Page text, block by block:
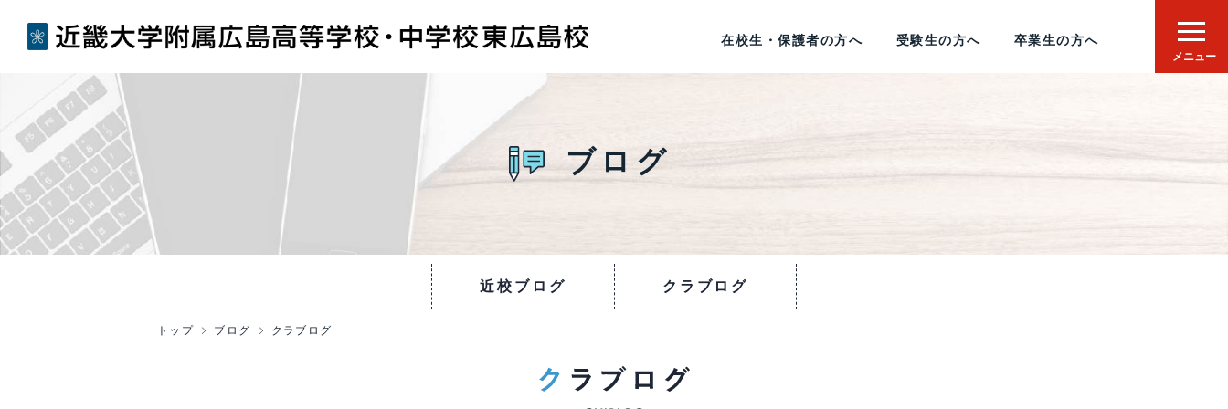
在校生・保護者の方へ 受験生の方へ 卒業生の方へ
ブログ
近校ブログ クラブログ
トップ ブログ クラブログ
メニュー